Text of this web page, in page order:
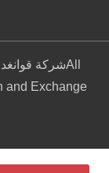
شركةAll
and Exchange